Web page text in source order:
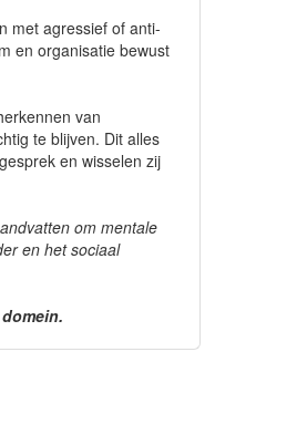
met agressief of anti-
en organisatie bewust
van
te blijven. Dit alles
en wisselen zij
om mentale
en het sociaal